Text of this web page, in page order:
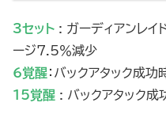
3セット : ガーディアンレイ
ージ7.5％減少
6覚醒：バックアタック成
15覚醒 : バックアタック